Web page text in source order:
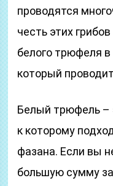
проводятся
честь этих
белого трюфеля
который
Белый трюфель –
к которому
фазана. Если вы
большую сумму